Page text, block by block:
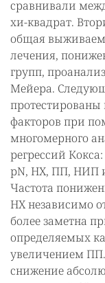
сравнивали
хи-квадрат.
общая
лечения,
групп,
Мейера.
протестированы
факторов при
многомерного
регрессий
рN, НХ, ПП, НИП
Частота
НХ независимо
более заметна
определяемых
увеличением
снижение